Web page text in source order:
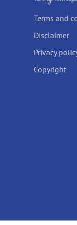
Terms and
Disclaimer
Privacy
Copyright